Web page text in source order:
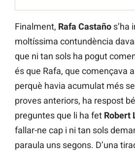
Finalment, Rafa Castaño s’ha
moltíssima contundència
que ni tan sols ha pogut
és que Rafa, que començava
perquè havia acumulat més
proves anteriors, ha respost
preguntes que li ha fet Robert
fallar-ne cap i ni tan sols
paraula uns segons. D’una